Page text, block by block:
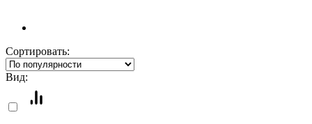
Сортировать:
Вид: